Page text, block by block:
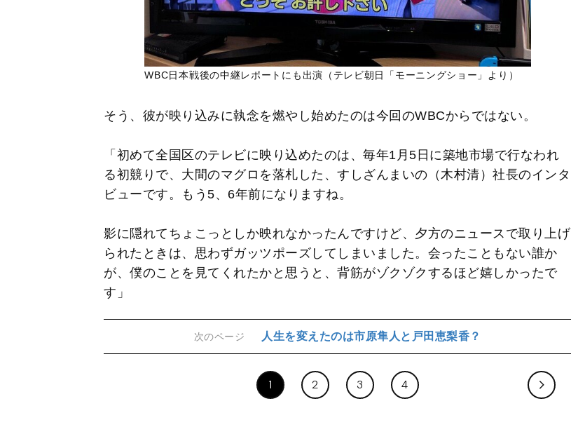
WBC日本戦後の中継レポートにも出演（テレビ朝日「モーニングショー」より）
そう、彼が映り込みに執念を燃やし始めたのは今回のWBCからではない。
「初めて全国区のテレビに映り込めたのは、毎年1月5日に築地市場で行なわれ
る初競りで、大間のマグロを落札した、すしざんまいの（木村清）社長のインタ
ビューです。もう5、6年前になりますね。
影に隠れてちょこっとしか映れなかったんですけど、夕方のニュースで取り上げ
られたときは、思わずガッツポーズしてしまいました。会ったこともない誰か
が、僕のことを見てくれたかと思うと、背筋がゾクゾクするほど嬉しかったで
す」
次のページ 人生を変えたのは市原隼人と戸田恵梨香？
1 2 3 4